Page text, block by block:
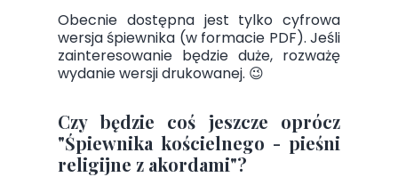
Obecnie dostępna jest tylko cyfrowa
wersja śpiewnika (w formacie PDF). Jeśli
zainteresowanie będzie duże, rozważę
wydanie wersji drukowanej. 😉
Czy będzie coś jeszcze oprócz
"Śpiewnika kościelnego - pieśni
religijne z akordami"?